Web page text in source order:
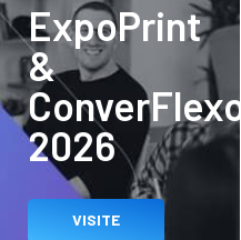
ExpoPrint
&
ConverFlexo
2026
VISITE